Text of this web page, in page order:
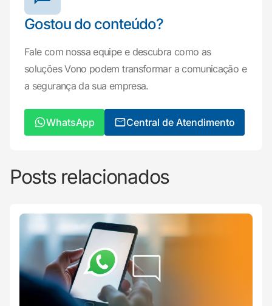
Gostou do conteúdo?
Fale com nossa equipe e descubra como as
soluções Vono podem transformar a comunicação e
a segurança da sua empresa.
WhatsApp Central de Atendimento
Posts relacionados